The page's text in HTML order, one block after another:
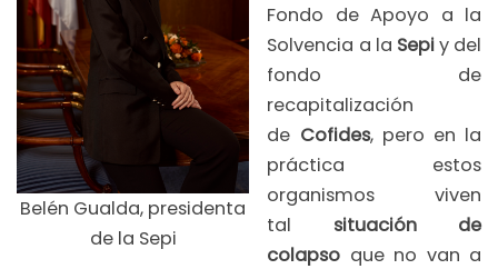
Belén Gualda, presidenta
de la Sepi
Fondo de Apoyo a la
Solvencia a la Sepiy del
fondo de
recapitalización
de Cofides, pero en la
práctica estos
organismos viven
tal situación de
colapso que no van a